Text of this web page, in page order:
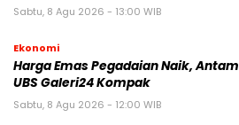
Sabtu, 8 Agu 2026 - 13:00 WIB
Ekonomi
Harga Emas Pegadaian Naik, Antam
UBS Galeri24 Kompak
Sabtu, 8 Agu 2026 - 12:00 WIB